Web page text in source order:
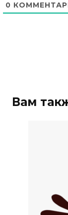
0
Вам